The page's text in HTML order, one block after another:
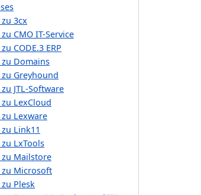
3cx
CMO IT-Service
CODE.3 ERP
Domains
Greyhound
JTL-Software
LexCloud
Lexware
Link11
LxTools
Mailstore
Microsoft
Plesk